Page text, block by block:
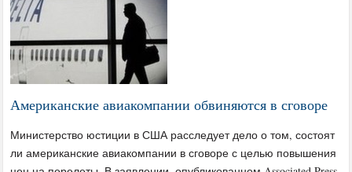
Американские авиакомпании обвиняются в сговоре
Министерство юстиции в США расследует дело о том, состоят
ли американские авиакомпании в сговоре с целью повышения